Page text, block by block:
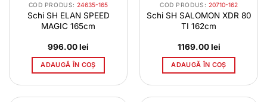
COD PRODUS:24635-165
Schi SH ELAN SPEED
MAGIC 165cm
996.00lei
ADAUGĂ ÎN COȘ
COD PRODUS: 20710-162
Schi SH SALOMON XDR 80
TI 162cm
1169.00lei
ADAUGĂ ÎN COȘ